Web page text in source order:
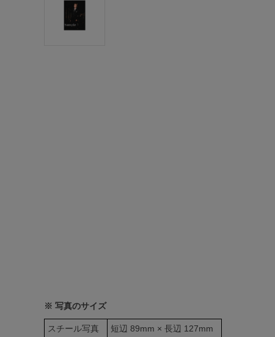
※ 写真のサイズ
スチール写真
短辺 89mm × 長辺 127mm